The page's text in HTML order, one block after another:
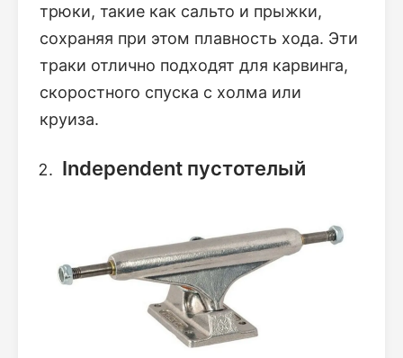
трюки, такие как сальто и прыжки,
сохраняя при этом плавность хода. Эти
траки отлично подходят для карвинга,
скоростного спуска с холма или
круиза.
Independent пустотелый